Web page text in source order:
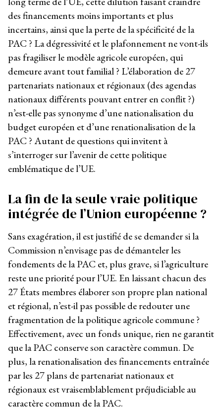
des financements moins importants et plus
incertains, ainsi que la perte de la spécificité de la
PAC ? La dégressivité et le plafonnement ne vont-ils
pas fragiliser le modèle agricole européen, qui
demeure avant tout familial ? L’élaboration de 27
partenariats nationaux et régionaux (des agendas
nationaux différents pouvant entrer en conflit ?)
n’est-elle pas synonyme d’une nationalisation du
budget européen et d’une renationalisation de la
PAC ? Autant de questions qui invitent à
s’interroger sur l’avenir de cette politique
emblématique de l’UE.
La fin de la seule vraie politique
intégrée de l’Union européenne ?
Sans exagération, il est justifié de se demander si la
Commission n’envisage pas de démanteler les
fondements de la PAC et, plus grave, si l’agriculture
reste une priorité pour l’UE. En laissant chacun des
27 États membres élaborer son propre plan national
et régional, n’est-il pas possible de redouter une
fragmentation de la politique agricole commune ?
Effectivement, avec un fonds unique, rien ne garantit
que la PAC conserve son caractère commun. De
plus, la renationalisation des financements entraînée
par les 27 plans de partenariat nationaux et
régionaux est vraisemblablement préjudiciable au
caractère commun de la PAC.